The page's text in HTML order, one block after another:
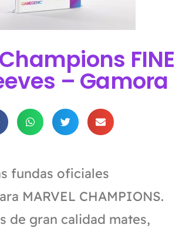
FINE
– Gamora
fundas oficiales
MARVEL CHAMPIONS.
de gran calidad mates,